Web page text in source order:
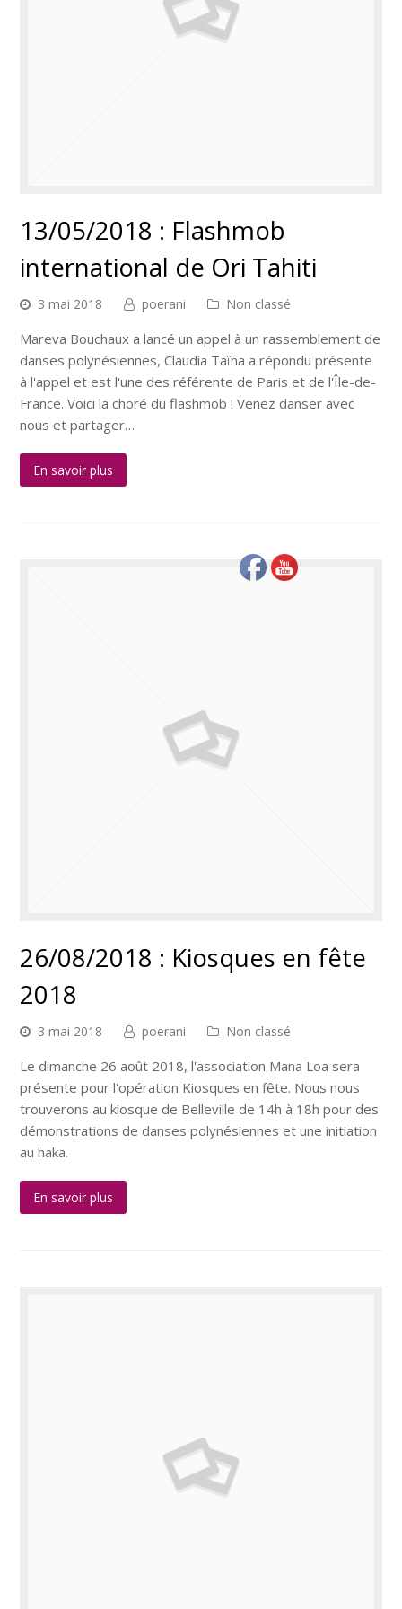
13/05/2018 : Flashmob
international de Ori Tahiti
3 mai 2018 poerani Non classé
Mareva Bouchaux a lancé un appel à un rassemblement de
danses polynésiennes, Claudia Taïna a répondu présente
à l'appel et est l'une des référente de Paris et de l'Île-de-
France. Voici la choré du flashmob ! Venez danser avec
nous et partager…
En savoir plus
26/08/2018 : Kiosques en fête
2018
3 mai 2018 poerani Non classé
Le dimanche 26 août 2018, l'association Mana Loa sera
présente pour l'opération Kiosques en fête. Nous nous
trouverons au kiosque de Belleville de 14h à 18h pour des
démonstrations de danses polynésiennes et une initiation
au haka.
En savoir plus